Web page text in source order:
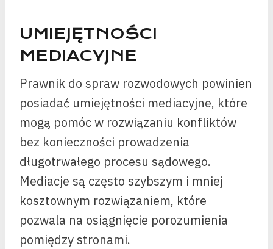
UMIEJĘTNOŚCI
MEDIACYJNE
Prawnik do spraw rozwodowych powinien
posiadać umiejętności mediacyjne, które
mogą pomóc w rozwiązaniu konfliktów
bez konieczności prowadzenia
długotrwałego procesu sądowego.
Mediacje są często szybszym i mniej
kosztownym rozwiązaniem, które
pozwala na osiągnięcie porozumienia
pomiędzy stronami.